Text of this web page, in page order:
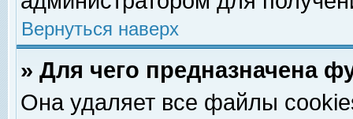
Вернуться наверх
» Для чего предназначена
Она удаляет все файлы